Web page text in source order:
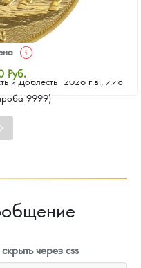
и Доблесть" 2026 г.в., 7.78
9999)
Руб.
цена
через css